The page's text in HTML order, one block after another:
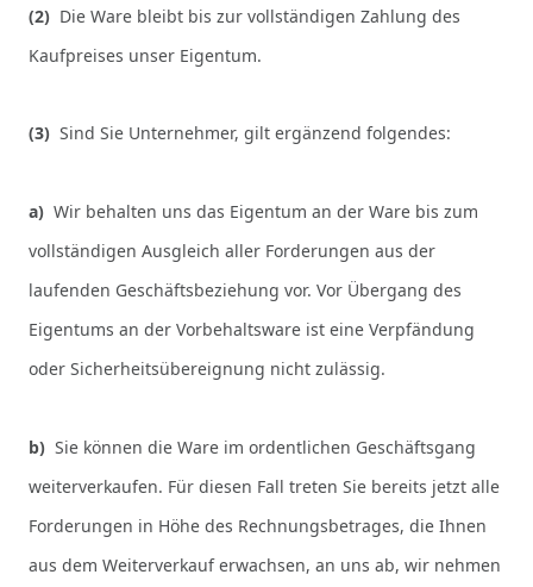
(2) Die Ware bleibt bis zur vollständigen Zahlung des
Kaufpreises unser Eigentum.
(3) Sind Sie Unternehmer, gilt ergänzend folgendes:
a) Wir behalten uns das Eigentum an der Ware bis zum
vollständigen Ausgleich aller Forderungen aus der
laufenden Geschäftsbeziehung vor. Vor Übergang des
Eigentums an der Vorbehaltsware ist eine Verpfändung
oder Sicherheitsübereignung nicht zulässig.
b) Sie können die Ware im ordentlichen Geschäftsgang
weiterverkaufen. Für diesen Fall treten Sie bereits jetzt alle
Forderungen in Höhe des Rechnungsbetrages, die Ihnen
aus dem Weiterverkauf erwachsen, an uns ab, wir nehmen